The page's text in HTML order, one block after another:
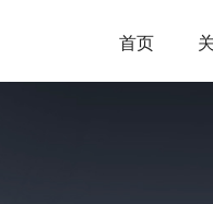
首页